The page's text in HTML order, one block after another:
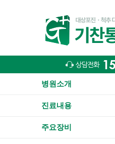
병원소개
진료내용
주요장비